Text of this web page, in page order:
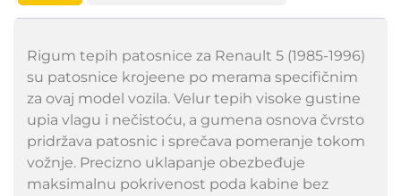
Rigum tepih patosnice za Renault 5 (1985-1996)
su patosnice krojeene po merama specifičnim
za ovaj model vozila. Velur tepih visoke gustine
upia vlagu i nečistoću, a gumena osnova čvrsto
pridržava patosnic i sprečava pomeranje tokom
vožnje. Precizno uklapanje obezbeđuje
maksimalnu pokrivenost poda kabine bez